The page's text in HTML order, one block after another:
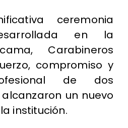
ceremonia
en la
Carabineros
compromiso y
de dos
un nuevo
institución.